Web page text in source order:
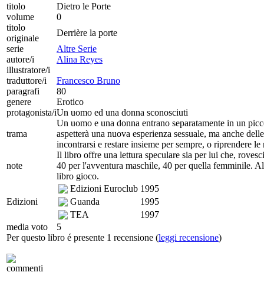
titolo
Dietro le Porte
volume
0
titolo
originale
Derrière la porte
serie
Altre Serie
autore/i
Alina Reyes
illustratore/i
traduttore/i
Francesco Bruno
paragrafi
80
genere
Erotico
protagonista/iUn uomo ed una donna sconosciuti
trama
Un uomo e una donna entrano separatamente in un
aspetterà una nuova esperienza sessuale, ma anche
incontrarsi e restare insieme per sempre, o riprendere le
note
Il libro offre una lettura speculare sia per lui che,
40 per l'avventura maschile, 40 per quella femminile.
libro gioco.
Edizioni
Edizioni Euroclub 1995
Guanda
1995
TEA
1997
media voto
5
Per questo libro é presente 1 recensione (leggi recensione)
commenti